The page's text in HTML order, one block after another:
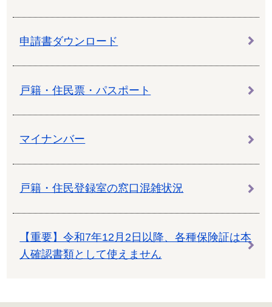
申請書ダウンロード
戸籍・住民票・パスポート
マイナンバー
戸籍・住民登録室の窓口混雑状況
【重要】令和7年12月2日以降、各種保険証は本
人確認書類として使えません